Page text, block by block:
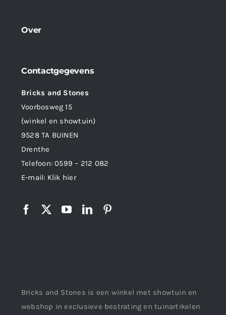
Over
Contactgegevens
Bricks and Stones
Voorbosweg 15
(winkel en showtuin)
9528 TA BUINEN
Drenthe
Telefoon:0599 – 212 082
E-mail: Klik hier
Bricks and Stones is een winkel met showtuin en
webshop in exclusieve bestrating en tuinartikelen